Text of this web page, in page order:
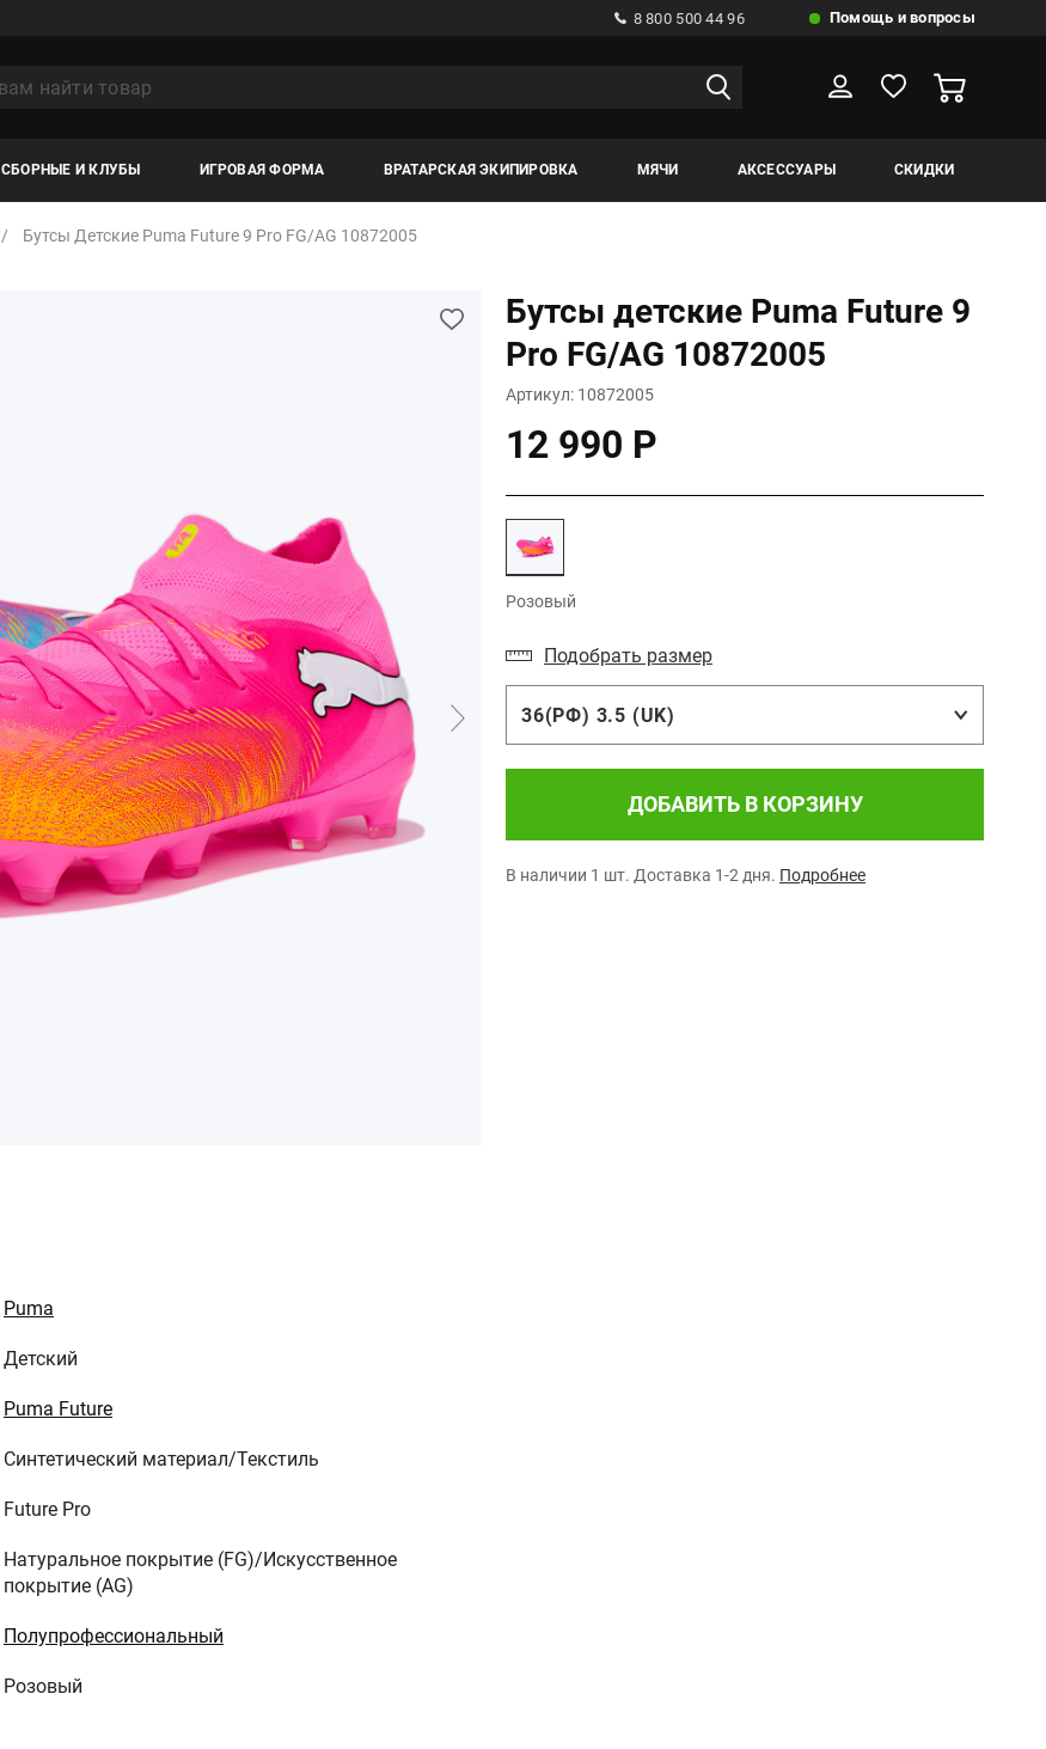
8 800 500 44 96 Помощь и вопросы
СБОРНЫЕ И КЛУБЫ ИГРОВАЯ ФОРМА ВРАТАРСКАЯ ЭКИПИРОВКА МЯЧИ АКСЕССУАРЫ СКИДКИ
Бутсы Детские Puma Future 9 Pro FG/AG 10872005
Бутсы детские Puma Future 9
Pro FG/AG 10872005
Артикул: 10872005
12 990 Р
Розовый
Подобрать размер
36(РФ) 3.5 (UK)
ДОБАВИТЬ В КОРЗИНУ
В наличии 1 шт. Доставка 1-2 дня. Подробнее
Puma
Детский
Puma Future
Синтетический материал/Текстиль
Future Pro
Натуральное покрытие (FG)/Искусственное
покрытие (AG)
Полупрофессиональный
Розовый